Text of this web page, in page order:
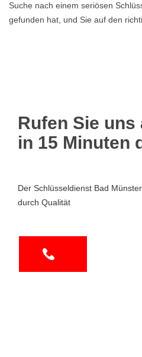
Suche nach einem seriösen
gefunden hat, und Sie auf den
Rufen Sie
in 15 Minuten
Der Schlüsseldienst Bad
durch Qualität